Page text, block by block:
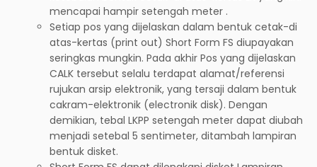
mencapai hampir setengah meter .
Setiap pos yang dijelaskan dalam bentuk cetak-di
atas-kertas (print out) Short Form FS diupayakan
seringkas mungkin. Pada akhir Pos yang dijelaskan
CALK tersebut selalu terdapat alamat/referensi
rujukan arsip elektronik, yang tersaji dalam bentuk
cakram-elektronik (electronik disk). Dengan
demikian, tebal LKPP setengah meter dapat diubah
menjadi setebal 5 sentimeter, ditambah lampiran
bentuk disket.